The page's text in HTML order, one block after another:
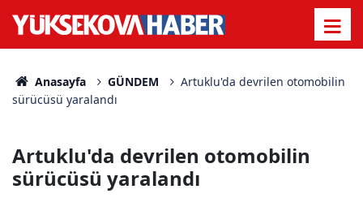
Anasayfa GÜNDEM
Artuklu'da devrilen otomobilin
sürücüsü yaralandı
Artuklu'da devrilen otomobilin
sürücüsü yaralandı